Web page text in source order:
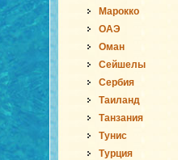
Марокко
ОАЭ
Оман
Сейшелы
Сербия
Таиланд
Танзания
Тунис
Турция